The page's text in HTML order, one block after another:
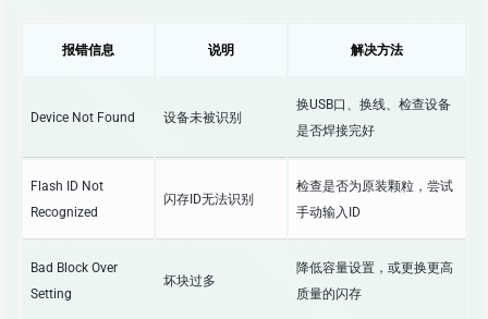
报错信息 说明 解决方法
Device Not Found 设备未被识别
换USB口、换线、检查设备
是否焊接完好
Flash ID Not
Recognized
闪存ID无法识别
检查是否为原装颗粒，尝试
手动输入ID
Bad Block Over
Setting
坏块过多
降低容量设置，或更换更高
质量的闪存